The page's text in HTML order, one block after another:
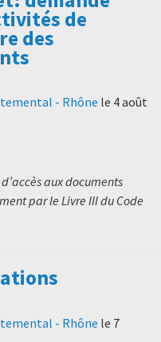
de
des
- Rhône le 4 août
aux documents
par le Livre III du Code
- Rhône le 7